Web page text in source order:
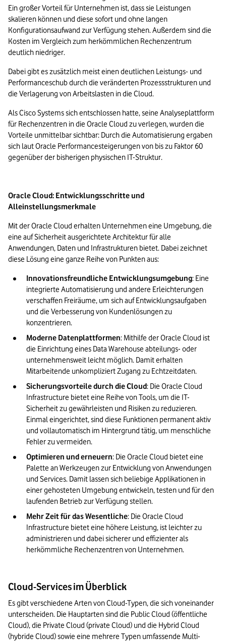
Ein großer Vorteil für Unternehmen ist, dass sie Leistungen
skalieren können und diese sofort und ohne langen
Konfigurationsaufwand zur Verfügung stehen. Außerdem sind die
Kosten im Vergleich zum herkömmlichen Rechenzentrum
deutlich niedriger.
Dabei gibt es zusätzlich meist einen deutlichen Leistungs- und
Performanceschub durch die veränderten Prozessstrukturen und
die Verlagerung von Arbeitslasten in die Cloud.
Als Cisco Systems sich entschlossen hatte, seine Analyseplattform
für Rechenzentren in die Oracle Cloud zu verlegen, wurden die
Vorteile unmittelbar sichtbar: Durch die Automatisierung ergaben
sich laut Oracle Performancesteigerungen von bis zu Faktor 60
gegenüber der bisherigen physischen IT-Struktur.
Oracle Cloud: Entwicklungsschritte und
Alleinstellungsmerkmale
Mit der Oracle Cloud erhalten Unternehmen eine Umgebung, die
eine auf Sicherheit ausgerichtete Architektur für alle
Anwendungen, Daten und Infrastrukturen bietet. Dabei zeichnet
diese Lösung eine ganze Reihe von Punkten aus:
Innovationsfreundliche Entwicklungsumgebung: Eine
integrierte Automatisierung und andere Erleichterungen
verschaffen Freiräume, um sich auf Entwicklungsaufgaben
und die Verbesserung von Kundenlösungen zu
konzentrieren.
Moderne Datenplattformen: Mithilfe der Oracle Cloud ist
die Einrichtung eines Data Warehouse abteilungs- oder
unternehmensweit leicht möglich. Damit erhalten
Mitarbeitende unkompliziert Zugang zu Echtzeitdaten.
Sicherungsvorteile durch die Cloud: Die Oracle Cloud
Infrastructure bietet eine Reihe von Tools, um die IT-
Sicherheit zu gewährleisten und Risiken zu reduzieren.
Einmal eingerichtet, sind diese Funktionen permanent aktiv
und vollautomatisch im Hintergrund tätig, um menschliche
Fehler zu vermeiden.
Optimieren und erneuern: Die Oracle Cloud bietet eine
Palette an Werkzeugen zur Entwicklung von Anwendungen
und Services. Damit lassen sich beliebige Applikationen in
einer gehosteten Umgebung entwickeln, testen und für den
laufenden Betrieb zur Verfügung stellen.
Mehr Zeit für das Wesentliche: Die Oracle Cloud
Infrastructure bietet eine höhere Leistung, ist leichter zu
administrieren und dabei sicherer und effizienter als
herkömmliche Rechenzentren von Unternehmen.
Cloud-Services im Überblick
Es gibt verschiedene Arten von Cloud-Typen, die sich voneinander
unterscheiden. Die Hauptarten sind die Public Cloud (öffentliche
Cloud), die Private Cloud (private Cloud) und die Hybrid Cloud
(hybride Cloud) sowie eine mehrere Typen umfassende Multi-